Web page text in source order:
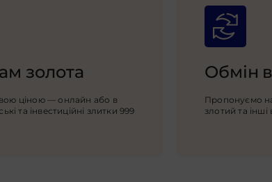
золота
ціною — онлайн або в
та інвестиційні злитки 999
Обмін
Пропонуємо
злотий та інші